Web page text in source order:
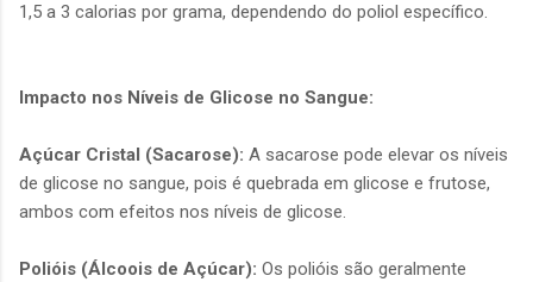
1,5 a 3 calorias por grama, dependendo do poliol específico.
Impacto nos Níveis de Glicose no Sangue:
Açúcar Cristal (Sacarose): A sacarose pode elevar os níveis
de glicose no sangue, pois é quebrada em glicose e frutose,
ambos com efeitos nos níveis de glicose.
Polióis (Álcoois de Açúcar): Os polióis são geralmente